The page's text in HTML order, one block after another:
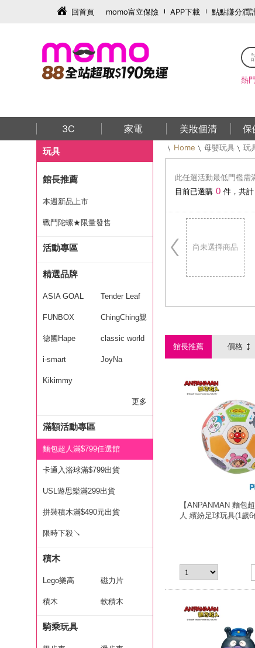
回首頁 momo富立保險 APP下載 點點賺分潤
熱
3C 家電 美妝個清 保
玩具
館長推薦
本週新品上市
戰鬥陀螺★限量發售
活動專區
精選品牌
ASIA GOAL Tender Leaf
FUNBOX ChingChing親
親
德國Hape classic world
i-smart JoyNa
Kikimmy
更多
滿額活動專區
麵包超人滿$799任選館
卡通入浴球滿$799出貨
USL遊思樂滿299出貨
拼裝積木滿$490元出貨
限時下殺↘
積木
Lego樂高 磁力片
積木 軟積木
騎乘玩具
Home 母嬰玩具 玩
此任選活動最低門檻需
目前已選購 0 件，共計
尚未選擇商品
館長推薦 價格
【ANPANMAN 麵包
人 繽紛足球玩具(1歲